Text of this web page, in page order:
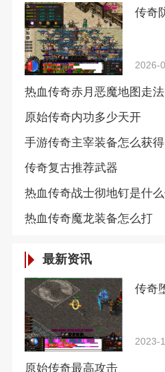
传奇
2026-
热血传奇赤月恶魔地图走法
原始传奇内功多少天开
手游传奇主宰装备怎么获得
传奇复古推荐武器
热血传奇战士彻地钉是什
热血传奇魔龙装备怎么打
最新资讯
传奇
2023-
原始传奇最高攻击